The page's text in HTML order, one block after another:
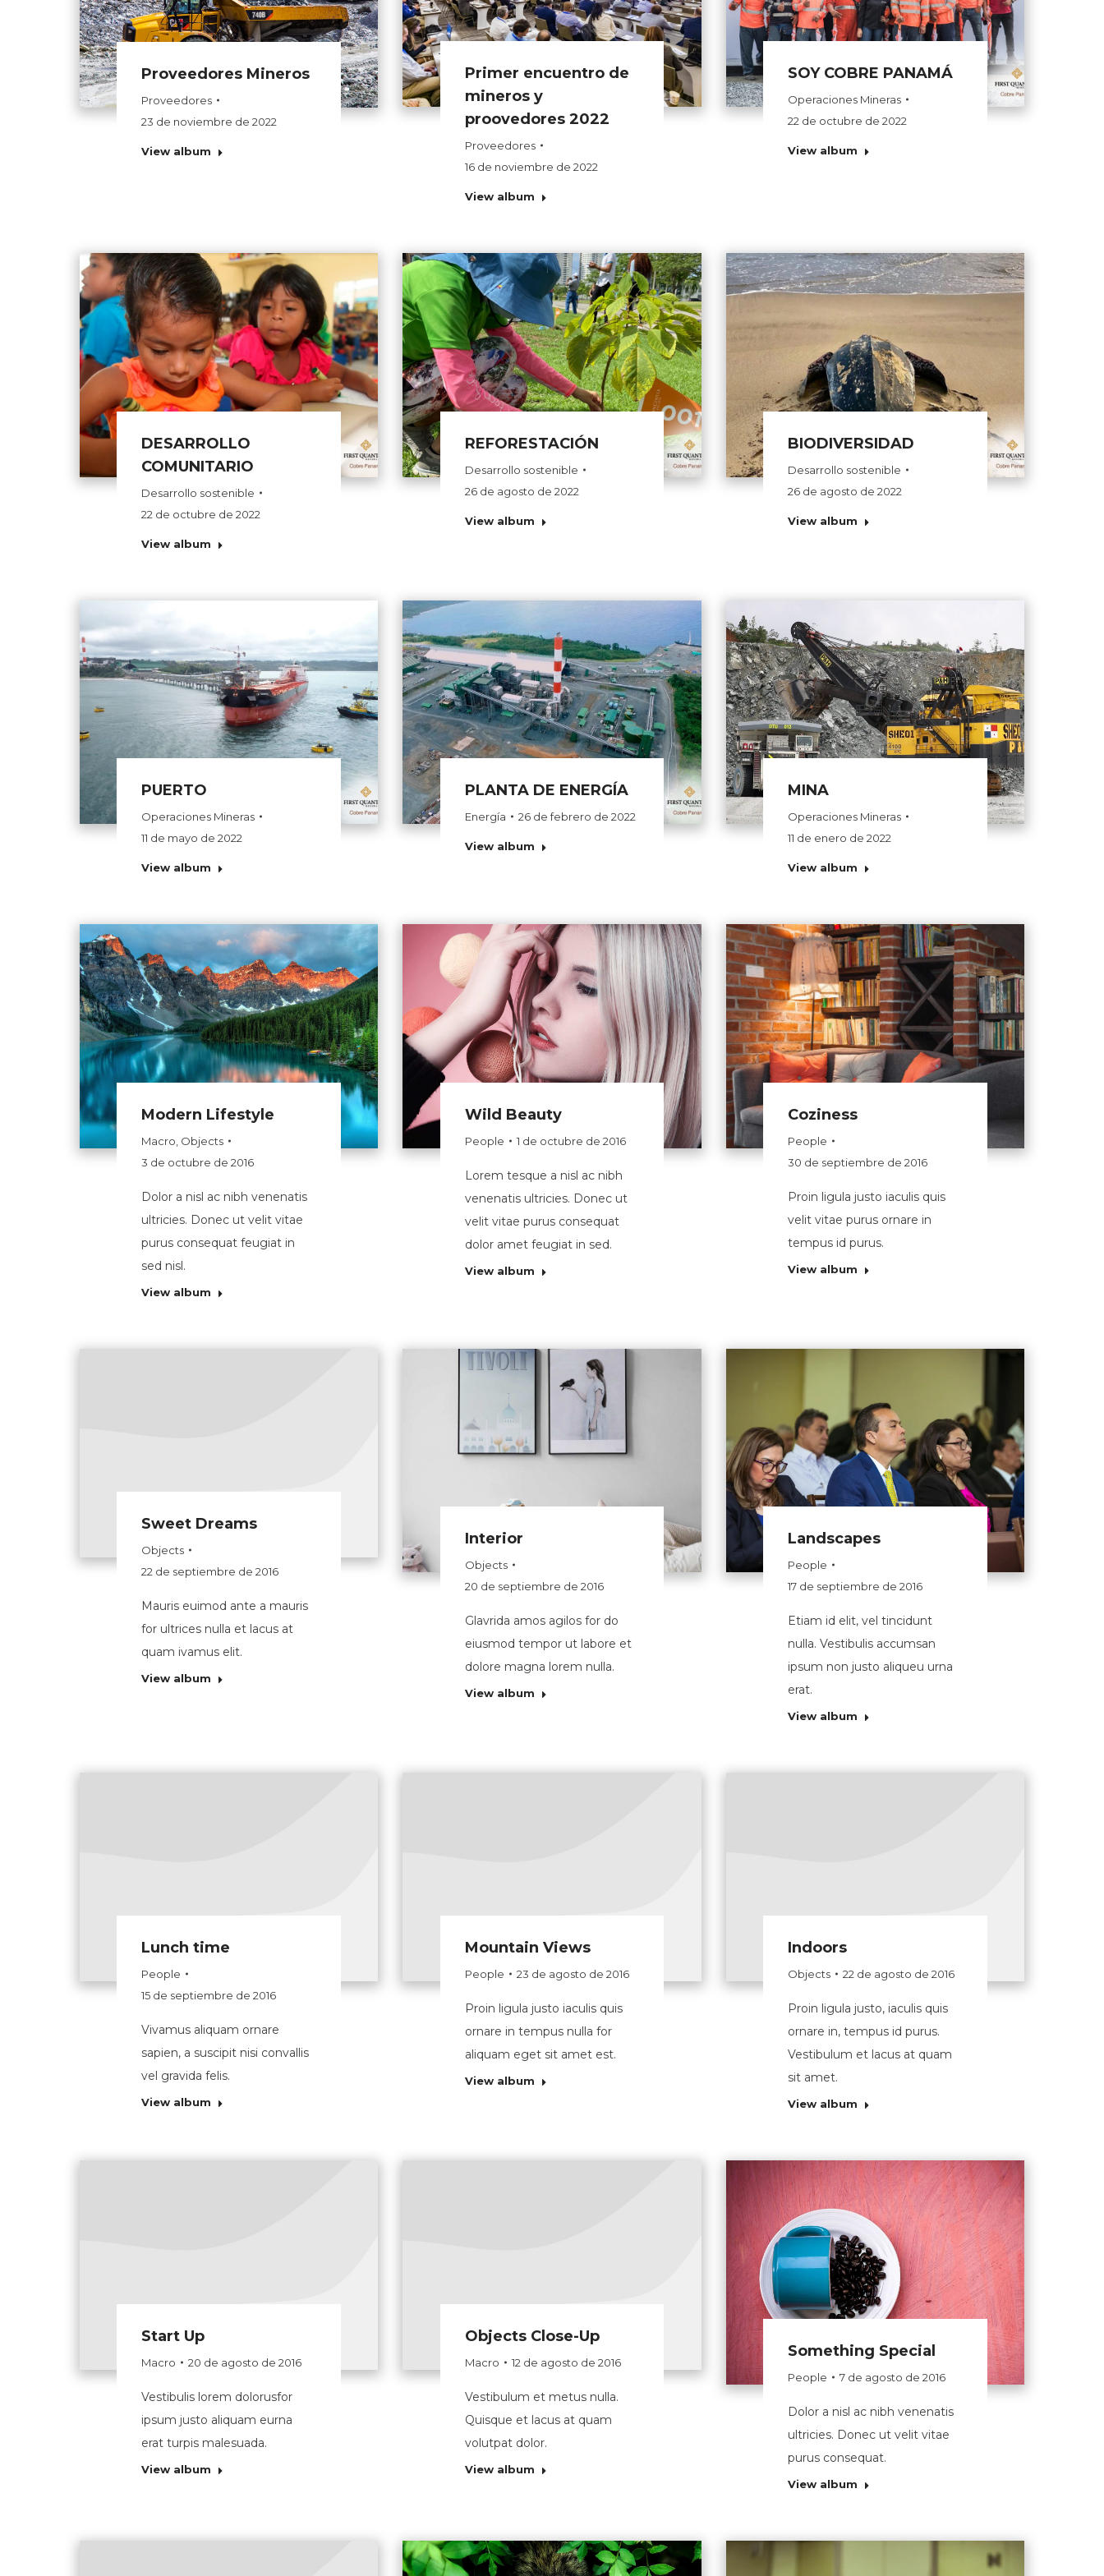
Proveedores Mineros
Proveedores
23 de noviembre de 2022
View album
Primer encuentro de
mineros y
proovedores 2022
Proveedores
16 de noviembre de 2022
View album
SOY COBRE PANAMÁ
Operaciones Mineras
22 de octubre de 2022
View album
DESARROLLO
COMUNITARIO
Desarrollo sostenible
22 de octubre de 2022
View album
REFORESTACIÓN
Desarrollo sostenible
26 de agosto de 2022
View album
BIODIVERSIDAD
Desarrollo sostenible
26 de agosto de 2022
View album
PUERTO
Operaciones Mineras
11 de mayo de 2022
View album
PLANTA DE ENERGÍA
Energía 26 de febrero de 2022
View album
MINA
Operaciones Mineras
11 de enero de 2022
View album
Modern Lifestyle
Macro Objects
3 de octubre de 2016
Dolor a nisl ac nibh venenatis
ultricies. Donec ut velit vitae
purus consequat feugiat in
sed nisl.
View album
Wild Beauty
People 1 de octubre de 2016
Lorem tesque a nisl ac nibh
venenatis ultricies. Donec ut
velit vitae purus consequat
dolor amet feugiat in sed.
View album
Coziness
People
30 de septiembre de 2016
Proin ligula justo iaculis quis
velit vitae purus ornare in
tempus id purus.
View album
Sweet Dreams
Objects
22 de septiembre de 2016
Mauris euimod ante a mauris
for ultrices nulla et lacus at
quam ivamus elit.
View album
Interior
Objects
20 de septiembre de 2016
Glavrida amos agilos for do
eiusmod tempor ut labore et
dolore magna lorem nulla.
View album
Landscapes
People
17 de septiembre de 2016
Etiam id elit, vel tincidunt
nulla. Vestibulis accumsan
ipsum non justo aliqueu urna
erat.
View album
Lunch time
People
15 de septiembre de 2016
Vivamus aliquam ornare
sapien, a suscipit nisi convallis
vel gravida felis.
View album
Mountain Views
People 23 de agosto de 2016
Proin ligula justo iaculis quis
ornare in tempus nulla for
aliquam eget sit amet est.
View album
Indoors
Objects 22 de agosto de 2016
Proin ligula justo, iaculis quis
ornare in, tempus id purus.
Vestibulum et lacus at quam
sit amet.
View album
Start Up
Macro 20 de agosto de 2016
Vestibulis lorem dolorusfor
ipsum justo aliquam eurna
erat turpis malesuada.
View album
Objects Close-Up
Macro 12 de agosto de 2016
Vestibulum et metus nulla.
Quisque et lacus at quam
volutpat dolor.
View album
Something Special
People 7 de agosto de 2016
Dolor a nisl ac nibh venenatis
ultricies. Donec ut velit vitae
purus consequat.
View album